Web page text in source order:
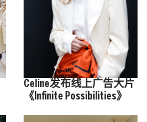
Celine发布线上广告大片
《Infinite Possibilities》